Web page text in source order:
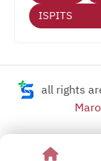
ISPITS
all rights